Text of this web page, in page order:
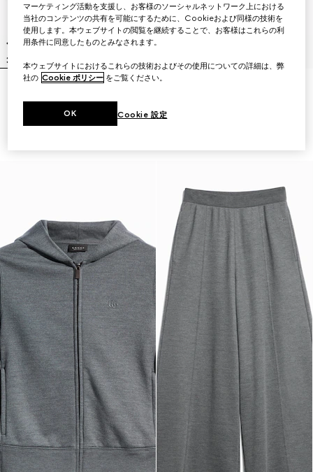
ャージー スウェットシャツ
マーケティング活動を支援し、お客様のソーシャルネットワーク上における
当社のコンテンツの共有を可能にするために、Cookieおよび同様の技術を
使用します。本ウェブサイトの閲覧を継続することで、お客様はこれらの利
用条件に同意したものとみなされます。
本ウェブサイトにおけるこれらの技術およびその使用についての詳細は、弊
社の Cookie ポリシー をご覧ください。
Cookie 設定
OK